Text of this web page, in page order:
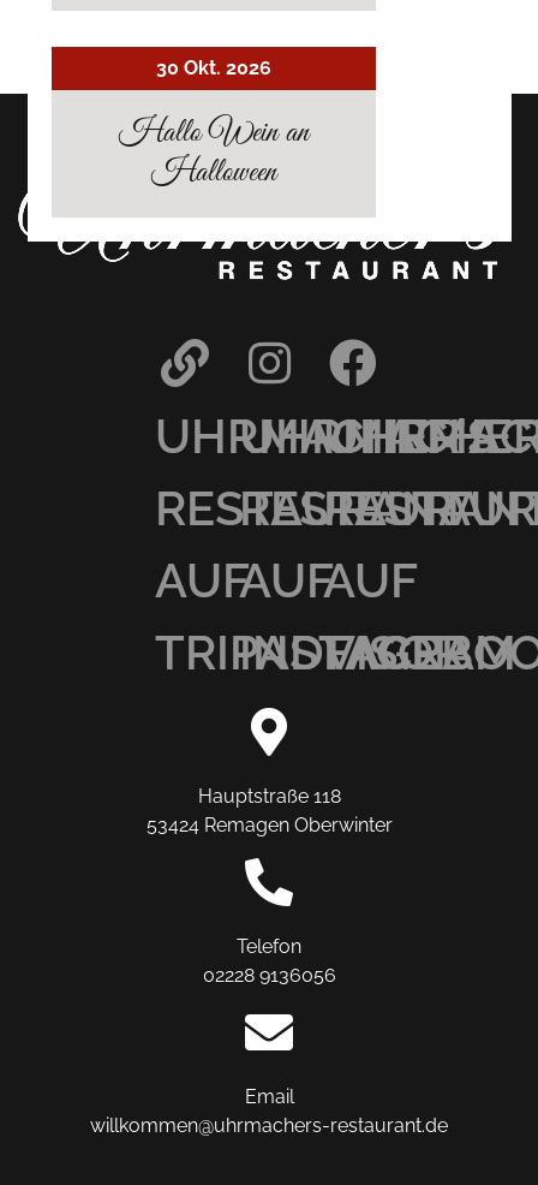
UHRMACHER’S
RESTAURANT
AUF
TRIPADVISOR
AUF
INSTAGRAM
AUF
Hauptstraße 118
53424 Remagen Oberwinter
Telefon
02228 9136056
Email
willkommen@uhrmachers-restaurant.de
30 Okt. 2026
Hallo Wein an
Halloween